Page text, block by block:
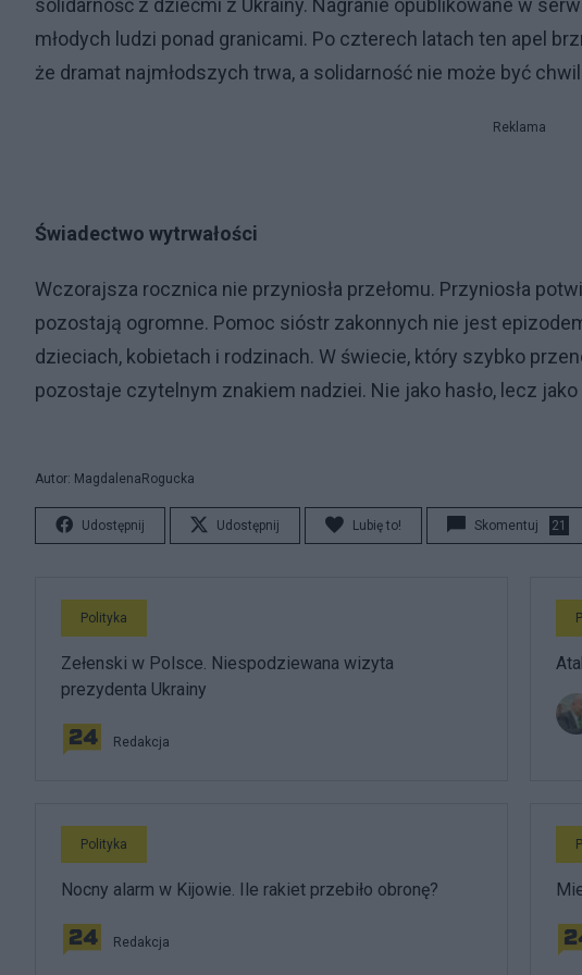
solidarność z dziećmi z Ukrainy. Nagranie opublikowane w
młodych ludzi ponad granicami. Po czterech latach ten apel
że dramat najmłodszych trwa, a solidarność nie może być
Reklama
Świadectwo wytrwałości
Wczorajsza rocznica nie przyniosła przełomu. Przyniosła
pozostają ogromne. Pomoc sióstr zakonnych nie jest
dzieciach, kobietach i rodzinach. W świecie, który szybko
pozostaje czytelnym znakiem nadziei. Nie jako hasło, lecz
Autor: MagdalenaRogucka
Udostępnij Udostępnij Lubię to! Skomentuj 21
Polityka
Zełenski w Polsce. Niespodziewana wizyta
prezydenta Ukrainy
Redakcja
Polityka
Nocny alarm w Kijowie. Ile rakiet przebiło obronę?
Redakcja